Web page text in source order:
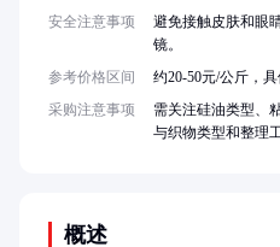
概述
安全注意事项
避免接触皮肤和眼
镜。
参考价格区间
约20-50元/公斤，
采购注意事项
需关注硅油类型、
与织物类型和整理